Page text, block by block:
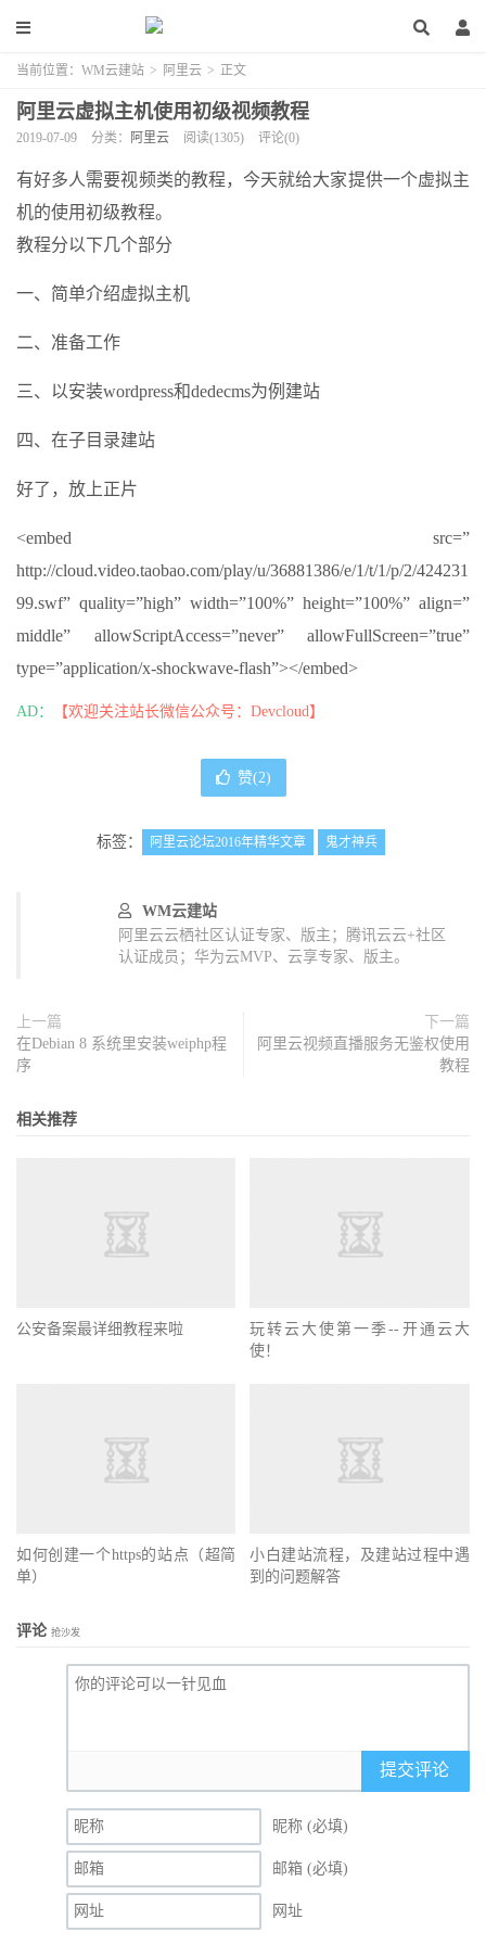
当前位置： WM云建站 > 阿里云 > 正文
阿里云虚拟主机使用初级视频教程
2019-07-09 分类： 阿里云 阅读(1305) 评论(0)
有好多人需要视频类的教程，今天就给大家提供一个虚拟主
机的使用初级教程。
教程分以下几个部分
一、简单介绍虚拟主机
二、准备工作
三、以安装wordpress和dedecms为例建站
四、在子目录建站
好了，放上正片
<embed src=”
http://cloud.video.taobao.com/play/u/36881386/e/1/t/1/p/2/424231
99.swf” quality=”high” width=”100%” height=”100%” align=”
middle” allowScriptAccess=”never” allowFullScreen=”true”
type=”application/x-shockwave-flash”></embed>
AD： 【欢迎关注站长微信公众号：Devcloud】
赞(2)
标签： 阿里云论坛2016年精华文章 鬼才神兵
WM云建站
阿里云云栖社区认证专家、版主；腾讯云云+社区
认证成员；华为云MVP、云享专家、版主。
上一篇
在Debian 8 系统里安装weiphp程
序
下一篇
阿里云视频直播服务无鉴权使用
教程
相关推荐
公安备案最详细教程来啦
玩转云大使第一季--开通云大
使！
如何创建一个https的站点（超简
单）
小白建站流程，及建站过程中遇
到的问题解答
评论 抢沙发
提交评论
昵称 (必填)
邮箱 (必填)
网址